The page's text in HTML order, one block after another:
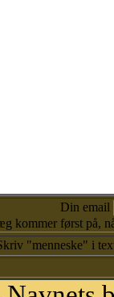
Din email
kommer først på,
"menneske" i